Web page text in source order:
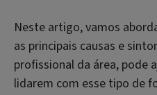
Neste artigo, vamos
as principais causas e
profissional da área, pode
lidarem com esse tipo de